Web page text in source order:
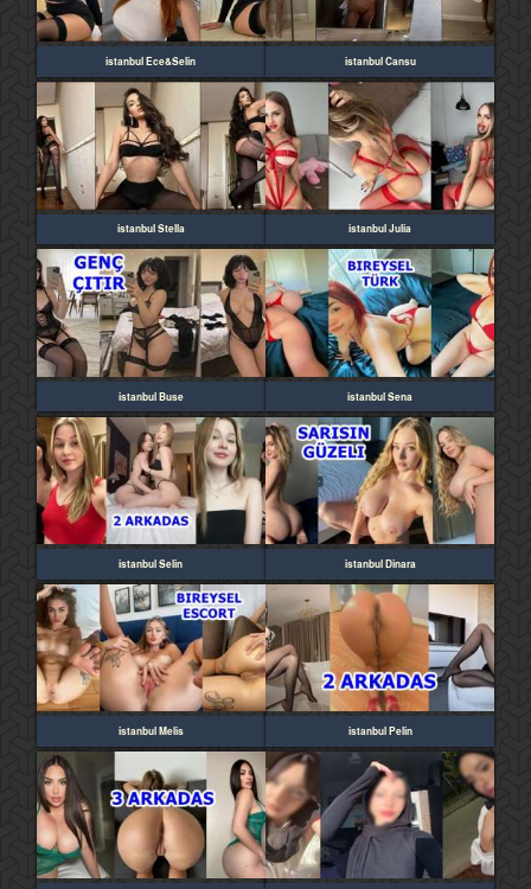
istanbul Ece&Selin istanbul Cansu
istanbul Stella istanbul Julia
istanbul Buse istanbul Sena
istanbul Selin istanbul Dinara
istanbul Melis istanbul Pelin